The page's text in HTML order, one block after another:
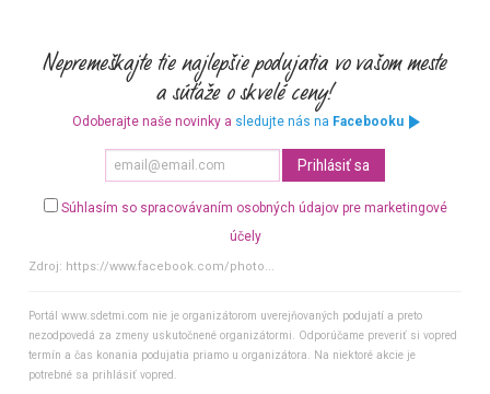
Odoberajte naše novinky a sledujte nás na Facebooku
Súhlasím so spracovávaním osobných údajov pre marketingové
účely
Zdroj: https://www.facebook.com/photo...
Portál www.sdetmi.com nie je organizátorom uverejňovaných podujatí a preto
nezodpovedá za zmeny uskutočnené organizátormi. Odporúčame preveriť si vopred
termín a čas konania podujatia priamo u organizátora. Na niektoré akcie je
potrebné sa prihlásiť vopred.